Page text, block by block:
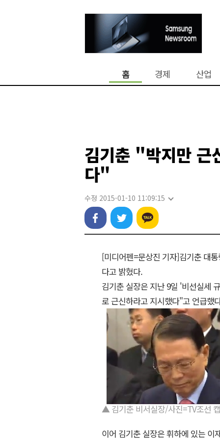
홈 경제 산업
김기춘 "박지만 근
다"
수정 2015-01-10 11:09:15
[미디어펜=문상진 기자]김기춘 대
다고 밝혔다.
김기춘 실장은 지난 9일 '비선실세
로 근신하라고 지시했다"고 언급했
▲ 김기춘 비서실장/사진=TV조선
이어 김기춘 실장은 휘하에 있는 이